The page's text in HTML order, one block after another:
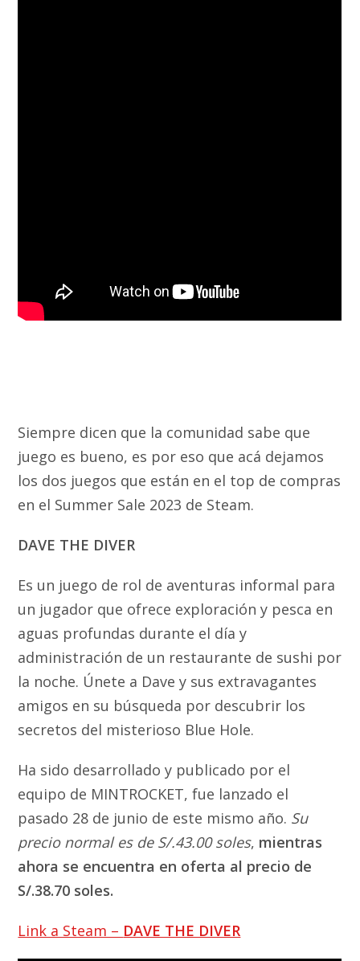
Siempre dicen que la comunidad sabe que
juego es bueno, es por eso que acá dejamos
los dos juegos que están en el top de compras
en el Summer Sale 2023 de Steam.
DAVE THE DIVER
Es un juego de rol de aventuras informal para
un jugador que ofrece exploración y pesca en
aguas profundas durante el día y
administración de un restaurante de sushi por
la noche. Únete a Dave y sus extravagantes
amigos en su búsqueda por descubrir los
secretos del misterioso Blue Hole.
Ha sido desarrollado y publicado por el
equipo de MINTROCKET, fue lanzado el
pasado 28 de junio de este mismo año. Su
precio normal es de S/.43.00 soles, mientras
ahora se encuentra en oferta al precio de
S/.38.70 soles.
Link a Steam – DAVE THE DIVER